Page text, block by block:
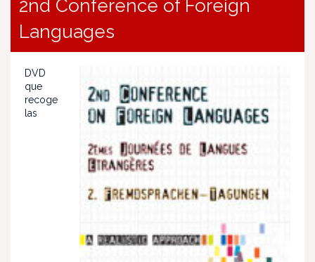
2nd Conference of Foreign
Languages
DVD
que
recoge
las